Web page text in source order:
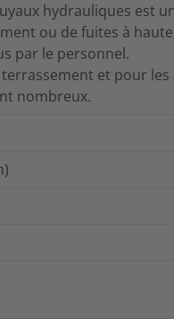
hydrauliques est
ou de fuites à
par le personnel.
et pour
nombreux.